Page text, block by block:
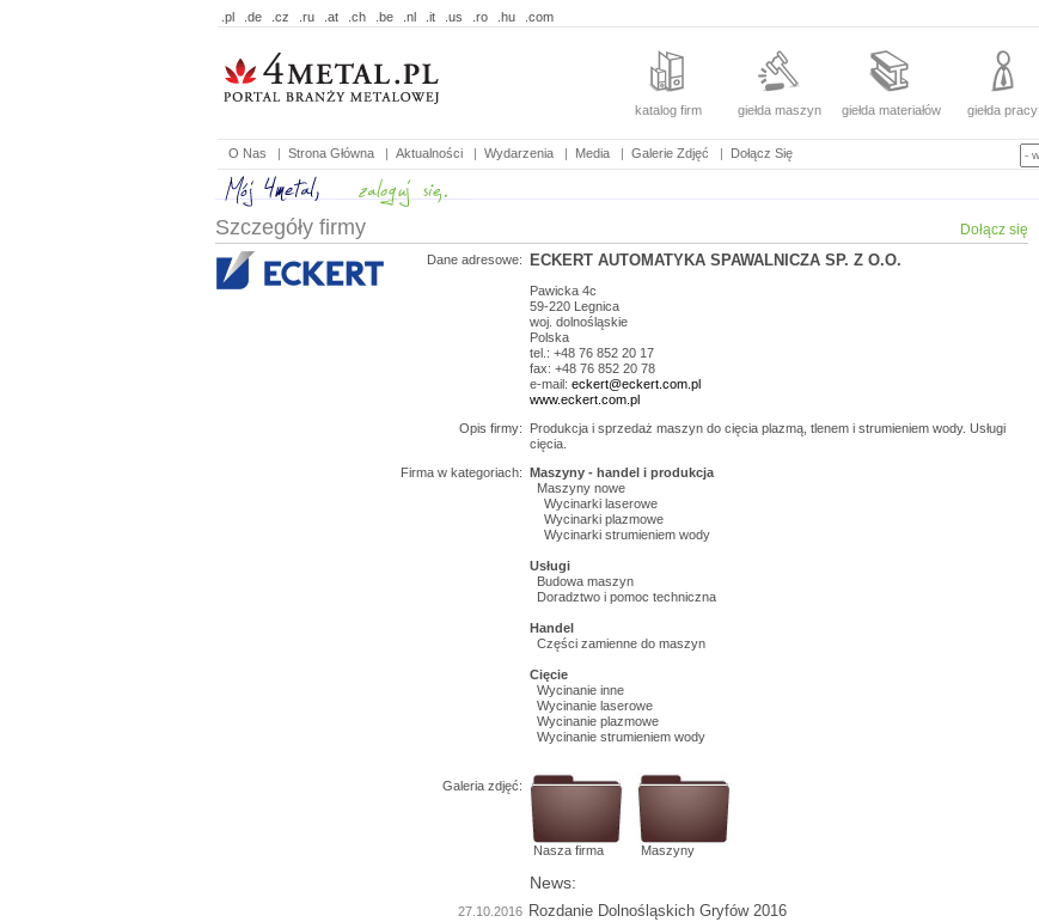
.pl .de .cz .ru .at .ch .be .nl .it .us .ro .hu .com
katalog firm giełda maszyn giełda materiałów giełda pracy
O Nas | Strona Główna | Aktualności | Wydarzenia | Media | Galerie Zdjęć | Dołącz Się
Szczegóły firmy Dołącz się
Dane adresowe: ECKERT AUTOMATYKA SPAWALNICZA SP. Z O.O.
Pawicka 4c
59-220 Legnica
woj. dolnośląskie
Polska
tel.: +48 76 852 20 17
fax: +48 76 852 20 78
e-mail: eckert@eckert.com.pl
www.eckert.com.pl
Opis firmy:
Produkcja i sprzedaż maszyn do cięcia plazmą, tlenem i strumieniem wody. Usługi
cięcia.
Firma w kategoriach: Maszyny - handel i produkcja
Maszyny nowe
Wycinarki laserowe
Wycinarki plazmowe
Wycinarki strumieniem wody
Usługi
Budowa maszyn
Doradztwo i pomoc techniczna
Handel
Części zamienne do maszyn
Cięcie
Wycinanie inne
Wycinanie laserowe
Wycinanie plazmowe
Wycinanie strumieniem wody
Galeria zdjęć:
Nasza firma Maszyny
News:
27.10.2016 Rozdanie Dolnośląskich Gryfów 2016